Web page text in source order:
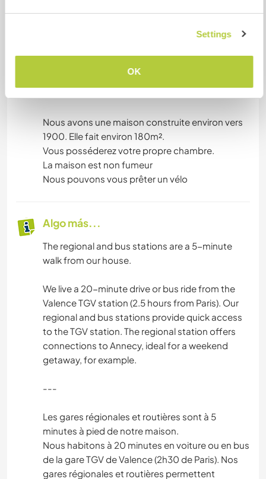
Settings
OK
Nous avons une maison construite environ vers
1900. Elle fait environ 180m².
Vous posséderez votre propre chambre.
La maison est non fumeur
Nous pouvons vous prêter un vélo
Algo más...
The regional and bus stations are a 5-minute
walk from our house.
We live a 20-minute drive or bus ride from the
Valence TGV station (2.5 hours from Paris). Our
regional and bus stations provide quick access
to the TGV station. The regional station offers
connections to Annecy, ideal for a weekend
getaway, for example.
---
Les gares régionales et routières sont à 5
minutes à pied de notre maison.
Nous habitons à 20 minutes en voiture ou en bus
de la gare TGV de Valence (2h30 de Paris). Nos
gares régionales et routières permettent